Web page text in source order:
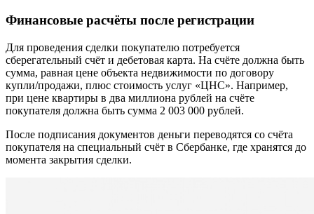
Финансовые расчёты после регистрации
Для проведения сделки покупателю потребуется
сберегательный счёт и дебетовая карта. На счёте должна быть
сумма, равная цене объекта недвижимости по договору
купли/продажи, плюс стоимость услуг «ЦНС». Например,
при цене квартиры в два миллиона рублей на счёте
покупателя должна быть сумма 2 003 000 рублей.
После подписания документов деньги переводятся со счёта
покупателя на специальный счёт в Сбербанке, где хранятся до
момента закрытия сделки.